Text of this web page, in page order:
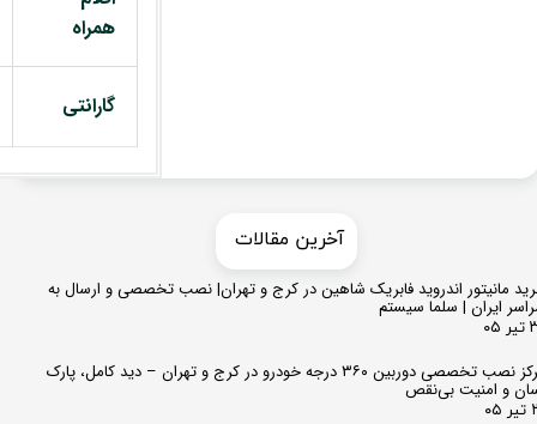
همراه
گارانتی
مانیتور اندروید فابریک شاهین در کرج و تهران| نصب تخصصی و ارسال به
ایران | سلما سیستم
مرکز نصب تخصصی دوربین ۳۶۰ درجه خودرو در کرج و تهران – دید کامل، پارک
و امنیت بی‌نقص
​​آخرین مقالات